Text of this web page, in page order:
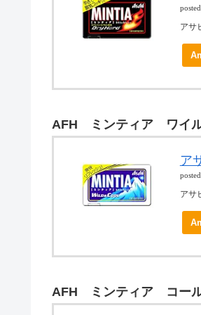
アサ
AFH ミンティア ワイ
ア
アサ
AFH ミンティア コー